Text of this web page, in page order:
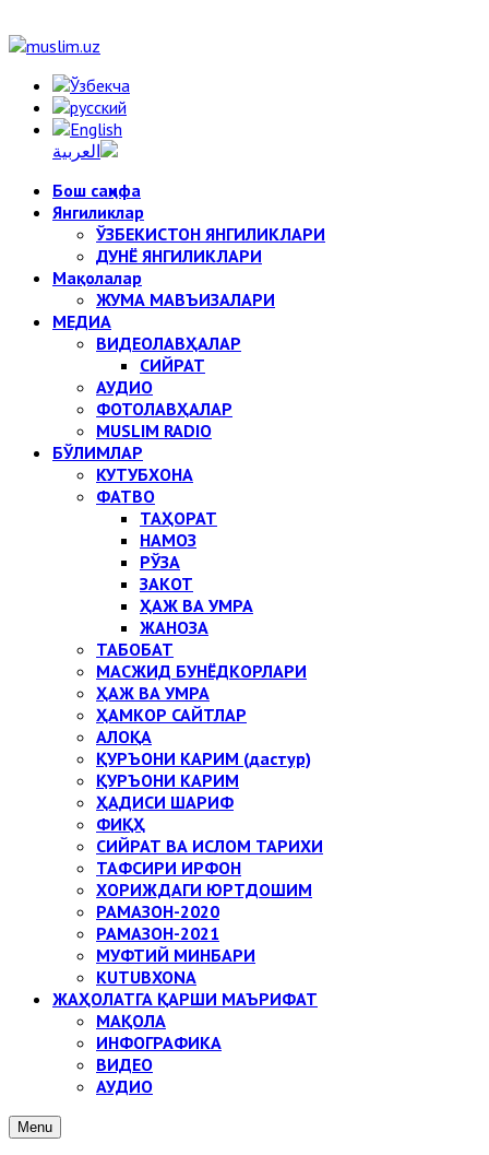
Бош саҳифа
Янгиликлар
ЎЗБЕКИСТОН ЯНГИЛИКЛАРИ
ДУНЁ ЯНГИЛИКЛАРИ
Мақолалар
ЖУМА МАВЪИЗАЛАРИ
МЕДИА
ВИДЕОЛАВҲАЛАР
СИЙРАТ
АУДИО
ФОТОЛАВҲАЛАР
MUSLIM RADIO
БЎЛИМЛАР
КУТУБХОНА
ФАТВО
ТАҲОРАТ
НАМОЗ
РЎЗА
ЗАКОТ
ҲАЖ ВА УМРА
ЖАНОЗА
ТАБОБАТ
МАСЖИД БУНЁДКОРЛАРИ
ҲАЖ ВА УМРА
ҲАМКОР САЙТЛАР
АЛОҚА
ҚУРЪОНИ КАРИМ (дастур)
ҚУРЪОНИ КАРИМ
ҲАДИСИ ШАРИФ
ФИҚҲ
СИЙРАТ ВА ИСЛОМ ТАРИХИ
ТАФСИРИ ИРФОН
ХОРИЖДАГИ ЮРТДОШИМ
РАМАЗОН-2020
РАМАЗОН-2021
МУФТИЙ МИНБАРИ
KUTUBXONA
ЖАҲОЛАТГА ҚАРШИ МАЪРИФАТ
МАҚОЛА
ИНФОГРАФИКА
ВИДЕО
АУДИО
Menu